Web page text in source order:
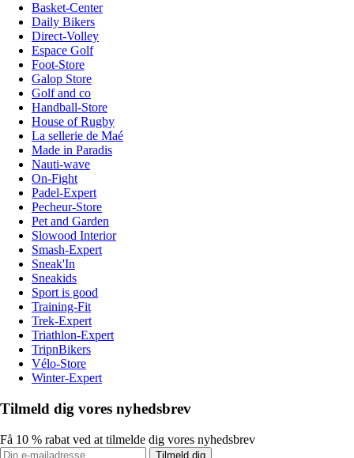
Basket-Center
Daily Bikers
Direct-Volley
Espace Golf
Foot-Store
Galop Store
Golf and co
Handball-Store
House of Rugby
La sellerie de Maé
Made in Paradis
Nauti-wave
On-Fight
Padel-Expert
Pecheur-Store
Pet and Garden
Slowood Interior
Smash-Expert
Sneak'In
Sneakids
Sport is good
Training-Fit
Trek-Expert
Triathlon-Expert
TripnBikers
Vélo-Store
Winter-Expert
Tilmeld dig vores nyhedsbrev
Få 10 % rabat ved at tilmelde dig vores nyhedsbrev
Tilmeld dig